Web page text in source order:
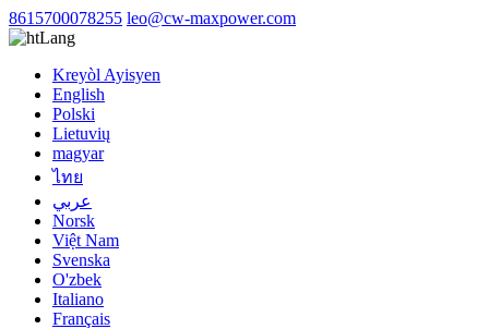
8615700078255 leo@cw-maxpower.com
Lang
Kreyòl Ayisyen
English
Polski
Lietuvių
magyar
ไทย
عربي
Norsk
Việt Nam
Svenska
O'zbek
Italiano
Français